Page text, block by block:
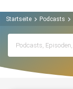
Startseite Podcasts